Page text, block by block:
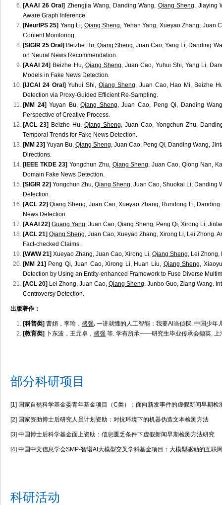
[AAAI 26 Oral] Zhengjia Wang, Danding Wang, Qiang Sheng, Jiaying
Aware Graph Inference.
[NeurIPS 25] Yang Li, Qiang Sheng, Yehan Yang, Xueyao Zhang, Juan
Content Monitoring.
[SIGIR 25 Oral] Beizhe Hu,Qiang Sheng, Juan Cao, Yang Li, Danding
on Neural News Recommendation.
[AAAI 24] Beizhe Hu, Qiang Sheng, Juan Cao, Yuhui Shi, Yang Li,
Models in Fake News Detection.
[IJCAI 24 Oral]Yuhui Shi,Qiang Sheng, Juan Cao, Hao Mi, Beizhe
Detection via Proxy-Guided Efficient Re-Sampling.
[MM 24]Yuyan Bu,Qiang Sheng, Juan Cao, Peng Qi, Danding
Perspective of Creative Process.
[ACL 23]
Beizhe Hu,Qiang Sheng, Juan Cao, Yongchun Zhu,
Temporal Trends for Fake News Detection.
[MM 23] Yuyan Bu, Qiang Sheng, Juan Cao, Peng Qi, Danding Wang,
Directions.
[IEEE TKDE 23] Yongchun Zhu, Qiang Sheng, Juan Cao, Qiong Nan,
Domain Fake News Detection.
[SIGIR 22] Yongchun Zhu, Qiang Sheng, Juan Cao, Shuokai Li, Danding
Detection.
[ACL 22]Qiang Sheng, Juan Cao, Xueyao Zhang, Rundong Li,
News Detection.
[AAAI 22] Guang Yang, Juan Cao, Qiang Sheng, Peng Qi, Xirong Li,
[ACL 21] Qiang Sheng, Juan Cao, Xueyao Zhang, Xirong Li, Lei Zhong.
Fact-checked Claims.
[WWW 21] Xueyao Zhang, Juan Cao, Xirong Li, Qiang Sheng, Lei Zhong,
[MM 21] Peng Qi, Juan Cao, Xirong Li, Huan Liu, Qiang Sheng,
Detection by Using an Entity-enhanced Framework to Fuse Diverse
[ACL 20] Lei Zhong, Juan Cao, Qiang Sheng, Junbo Guo, Ziang Wang.
Controversy Detection.
出版著作：
[科普类] 曹娟，李瑜， 盛强. 一讲就懂的人工智能：我要AI当侦探. 中国少年
[教育类]
卜东波，王元卓， 盛强 等. 学有所承——研究生毕业传承会撷英. 上
部分科研项目
[1] 国家自然科学基金委青年基金项目（C类）：面向新发事件的虚假新闻早期检
[2] 国家资助博士后研究人员计划资助：对抗环境下的机器伪造文本检测方法
[3] 中国博士后科学基金面上资助：信息匮乏条件下虚假新闻早期检测方法研究
[4] 中国中文信息学会SMP-智谱AI大模型交叉学科基金项目：大模型驱动的互联
科研活动